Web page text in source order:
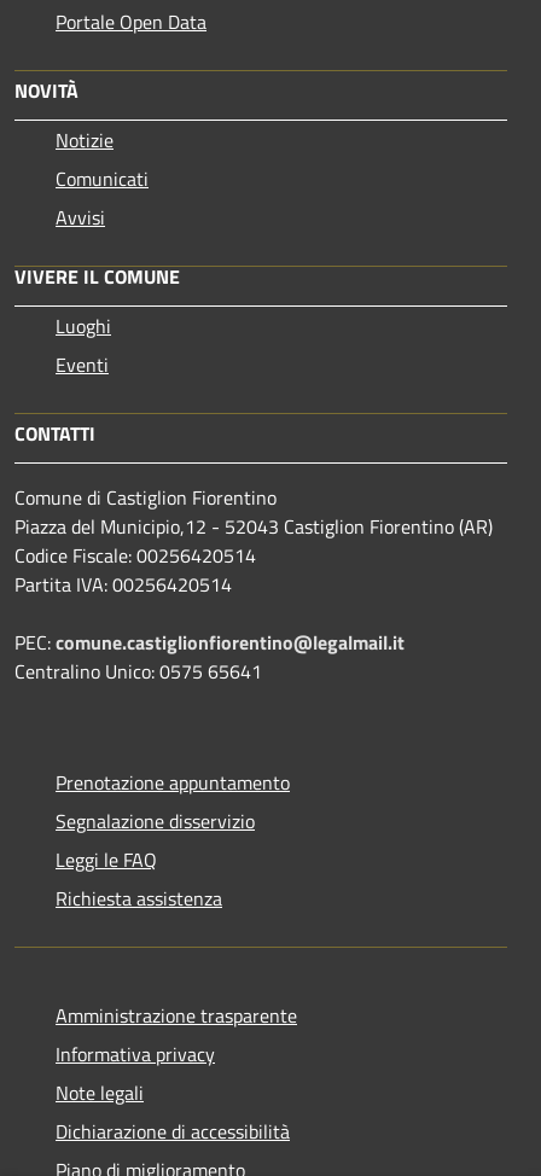
Portale Open Data
NOVITÀ
Notizie
Comunicati
Avvisi
VIVERE IL COMUNE
Luoghi
Eventi
CONTATTI
Comune di Castiglion Fiorentino
Piazza del Municipio,12 - 52043 Castiglion Fiorentino (AR)
Codice Fiscale: 00256420514
Partita IVA: 00256420514
PEC:comune.castiglionfiorentino@legalmail.it
Centralino Unico: 0575 65641
Prenotazione appuntamento
Segnalazione disservizio
Leggi le FAQ
Richiesta assistenza
Amministrazione trasparente
Informativa privacy
Note legali
Dichiarazione di accessibilità